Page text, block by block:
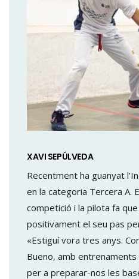
XAVI SEPÚLVEDA
Recentment ha guanyat
en la categoria Tercera A.
competició i la pilota fa
positivament el seu pas
«Estiguí vora tres anys.
Bueno, amb
per a preparar-nos les